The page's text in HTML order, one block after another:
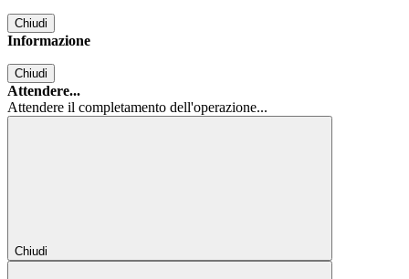
Chiudi
Informazione
Chiudi
Attendere...
Attendere il completamento dell'operazione...
Chiudi